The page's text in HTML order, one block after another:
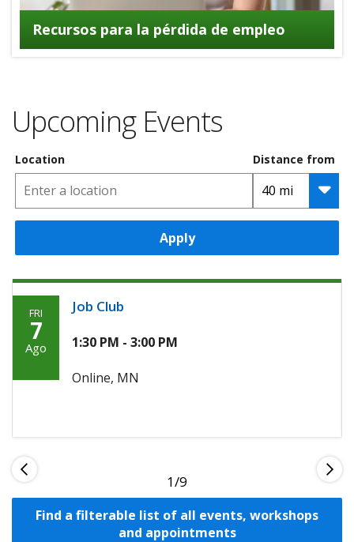
Recursos para la pérdida de empleo
Upcoming Events
Location Distance from
Apply
Friday,
Agosto
2026
FRI
7
Ago
Job Club
1:30 PM - 3:00 PM
Online, MN
1
Find a filterable list of all events, workshops
and appointments